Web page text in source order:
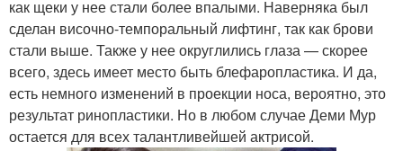
как щеки у нее стали более впалыми. Наверняка был
сделан височно-темпоральный лифтинг, так как брови
стали выше. Также у нее округлились глаза — скорее
всего, здесь имеет место быть блефаропластика. И да,
есть немного изменений в проекции носа, вероятно, это
результат ринопластики. Но в любом случае Деми Мур
остается для всех талантливейшей актрисой.